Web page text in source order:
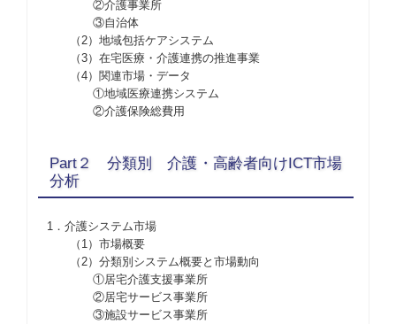
②介護事業所
③自治体
（2）地域包括ケアシステム
（3）在宅医療・介護連携の推進事業
（4）関連市場・データ
①地域医療連携システム
②介護保険総費用
Part２ 分類別 介護・高齢者向けICT市場
分析
1．介護システム市場
（1）市場概要
（2）分類別システム概要と市場動向
①居宅介護支援事業所
②居宅サービス事業所
③施設サービス事業所